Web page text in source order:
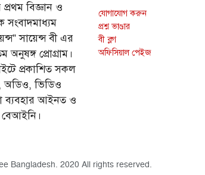
প্রথম বিজ্ঞান ও
সংবাদমাধ্যম
সায়েন্স বী এর
প্রোগ্রাম।
প্রকাশিত সকল
অডিও, ভিডিও
ব্যবহার আইনত ও
যোগাযোগ করুন
প্রশ্ন ভাণ্ডার
বী ব্লগ
অফিসিয়াল পেইজ
Bangladesh. 2020 All rights reserved.